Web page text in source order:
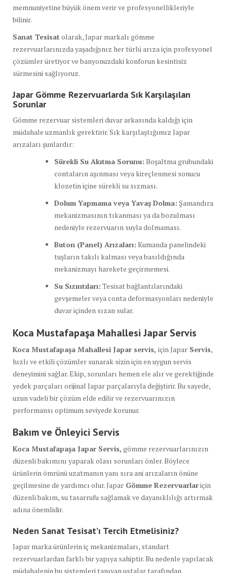
memnuniyetine büyük önem verir ve profesyonellikleriyle
bilinir.
Sanat Tesisat olarak, Japar markalı gömme
rezervuarlarınızda yaşadığınız her türlü arıza için profesyonel
çözümler üretiyor ve banyonuzdaki konforun kesintisiz
sürmesini sağlıyoruz.
Japar Gömme Rezervuarlarda Sık Karşılaşılan
Sorunlar
Gömme rezervuar sistemleri duvar arkasında kaldığı için
müdahale uzmanlık gerektirir. Sık karşılaştığımız Japar
arızaları şunlardır:
Sürekli Su Akıtma Sorunu: Boşaltma grubundaki
contaların aşınması veya kireçlenmesi sonucu
klozetin içine sürekli su sızması.
Dolum Yapmama veya Yavaş Dolma: Şamandıra
mekanizmasının tıkanması ya da bozulması
nedeniyle rezervuarın suyla dolmaması.
Buton (Panel) Arızaları: Kumanda panelindeki
tuşların takılı kalması veya basıldığında
mekanizmayı harekete geçirmemesi.
Su Sızıntıları: Tesisat bağlantılarındaki
gevşemeler veya conta deformasyonları nedeniyle
duvar içinden sızan sular.
Koca Mustafapaşa Mahallesi Japar Servis
Koca Mustafapaşa Mahallesi Japar servis, için Japar Servis,
hızlı ve etkili çözümler sunarak sizin için en uygun servis
deneyimini sağlar. Ekip, sorunları hemen ele alır ve gerektiğinde
yedek parçaları orijinal Japar parçalarıyla değiştirir. Bu sayede,
uzun vadeli bir çözüm elde edilir ve rezervuarınızın
performansı optimum seviyede korunur.
Bakım ve Önleyici Servis
Koca Mustafapaşa Japar Servis, gömme rezervuarlarınızın
düzenli bakımını yaparak olası sorunları önler. Böylece
ürünlerin ömrünü uzatmanın yanı sıra ani arızaların önüne
geçilmesine de yardımcı olur. Japar Gömme Rezervuarlariçin
düzenli bakım, su tasarrufu sağlamak ve dayanıklılığı artırmak
adına önemlidir.
Neden Sanat Tesisat’ı Tercih Etmelisiniz?
Japar marka ürünlerin iç mekanizmaları, standart
rezervuarlardan farklı bir yapıya sahiptir. Bu nedenle yapılacak
müdahalenin bu sistemleri tanıyan ustalar tarafından